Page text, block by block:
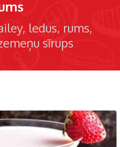
ledus rums
sīrups